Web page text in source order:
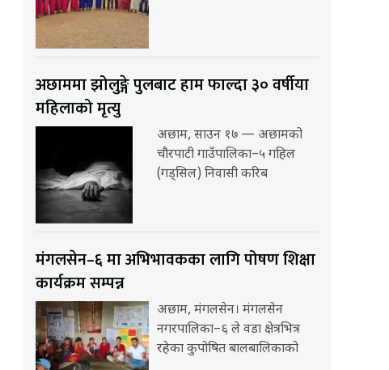
अछाममा झोलुङ्गे पुलबाट हाम फाल्दा ३० वर्षीया
महिलाको मृत्यु
अछाम, साउन १७ — अछामको
चौरपाटी गाउँपालिका–५ गहिल
(गड्सिल) निवासी करिब
मंगलसेन–६ मा अभिभावकका लागि पोषण शिक्षा
कार्यक्रम सम्पन्न
अछाम, मंगलसेन। मंगलसेन
नगरपालिका–६ ले वडा क्षेत्रभित्र
रहेका कुपोषित बालबालिकाको